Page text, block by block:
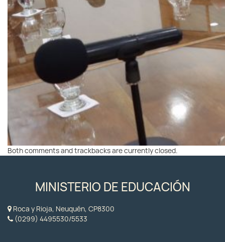
Both comments and trackbacks are currently closed.
MINISTERIO DE EDUCACIÓN
Roca y Rioja, Neuquén, CP8300
(0299) 4495530/5533